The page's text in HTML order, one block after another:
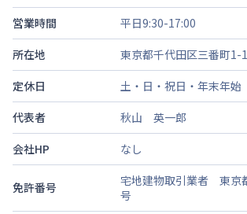
営業時間
平日9:30-17:00
所在地
東京都千代田区三番町1-
定休日
土・日・祝日・年末年始
代表者
秋山 英一郎
会社HP
なし
免許番号
宅地建物取引業者 東京
号